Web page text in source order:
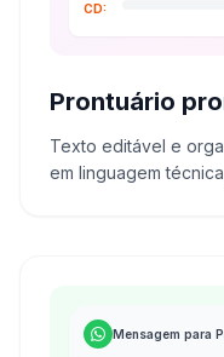
CD:
Prontuário
Texto editável e
em linguagem
Mensagem para